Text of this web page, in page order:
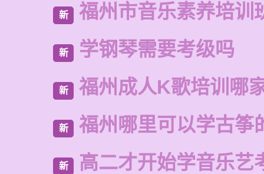
新 福州市音乐素养培训
新 学钢琴需要考级吗
新 福州成人K歌培训哪
新 福州哪里可以学古筝
新 高二才开始学音乐艺